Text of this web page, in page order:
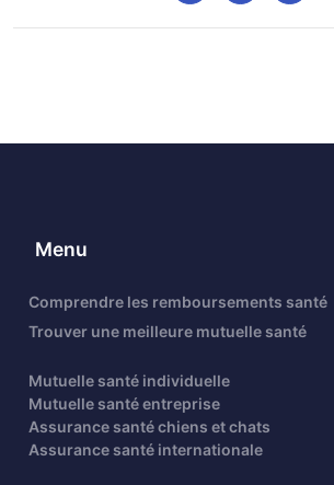
Menu
Comprendre les remboursements santé
Trouver une meilleure mutuelle santé
Mutuelle santé individuelle
Mutuelle santé entreprise
Assurance santé chiens et chats
Assurance santé internationale